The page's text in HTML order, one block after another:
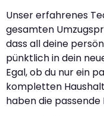
Unser erfahrenes
gesamten
dass all deine
pünktlich in dein
Egal, ob du nur ein
kompletten
haben die passende